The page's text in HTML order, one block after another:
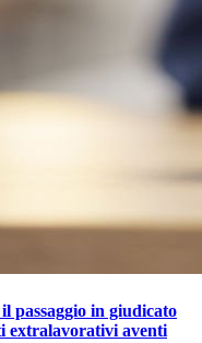
passaggio in giudicato
extralavorativi aventi